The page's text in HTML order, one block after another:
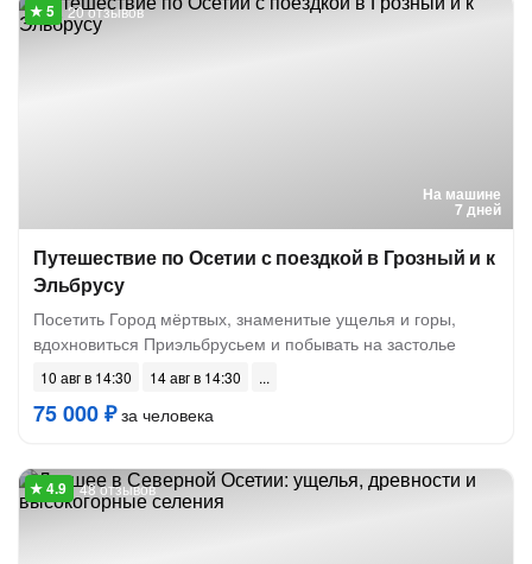
На машине
7 дней
20 отзывов
Путешествие по Осетии с поездкой в Грозный и к
Эльбрусу
Посетить Город мёртвых, знаменитые ущелья и горы,
вдохновиться Приэльбрусьем и побывать на застолье
10 авг в 14:30 14 авг в 14:30
75 000 ₽за человека
48 отзывов